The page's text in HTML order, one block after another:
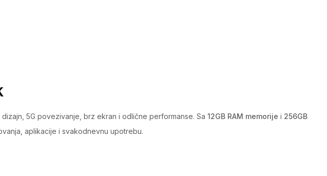
5G povezivanje, brz ekran i odlične performanse. Sa 12GB RAM memorije i 256GB
aplikacije i svakodnevnu upotrebu.